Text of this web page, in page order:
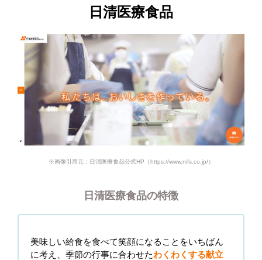
日清医療食品
※画像引用元：日清医療食品公式HP（https://www.nifs.co.jp/）
日清医療食品の特徴
美味しい給食を食べて笑顔になることをいちばん
に考え、季節の行事に合わせたわくわくする献立